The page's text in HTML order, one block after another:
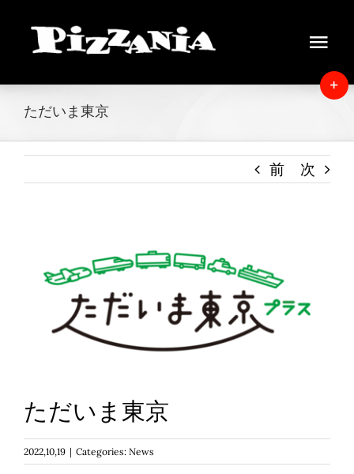
About
Delivery
Instore view
日本語
ただいま東京
前 次
Larger
ただいま東京
2022,10,19 | Categories: News